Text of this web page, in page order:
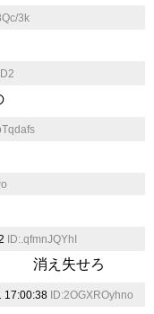
3k
ID:.qfmnJQYhI
え失せろ
17:00:38 ID:2OGXROyhno